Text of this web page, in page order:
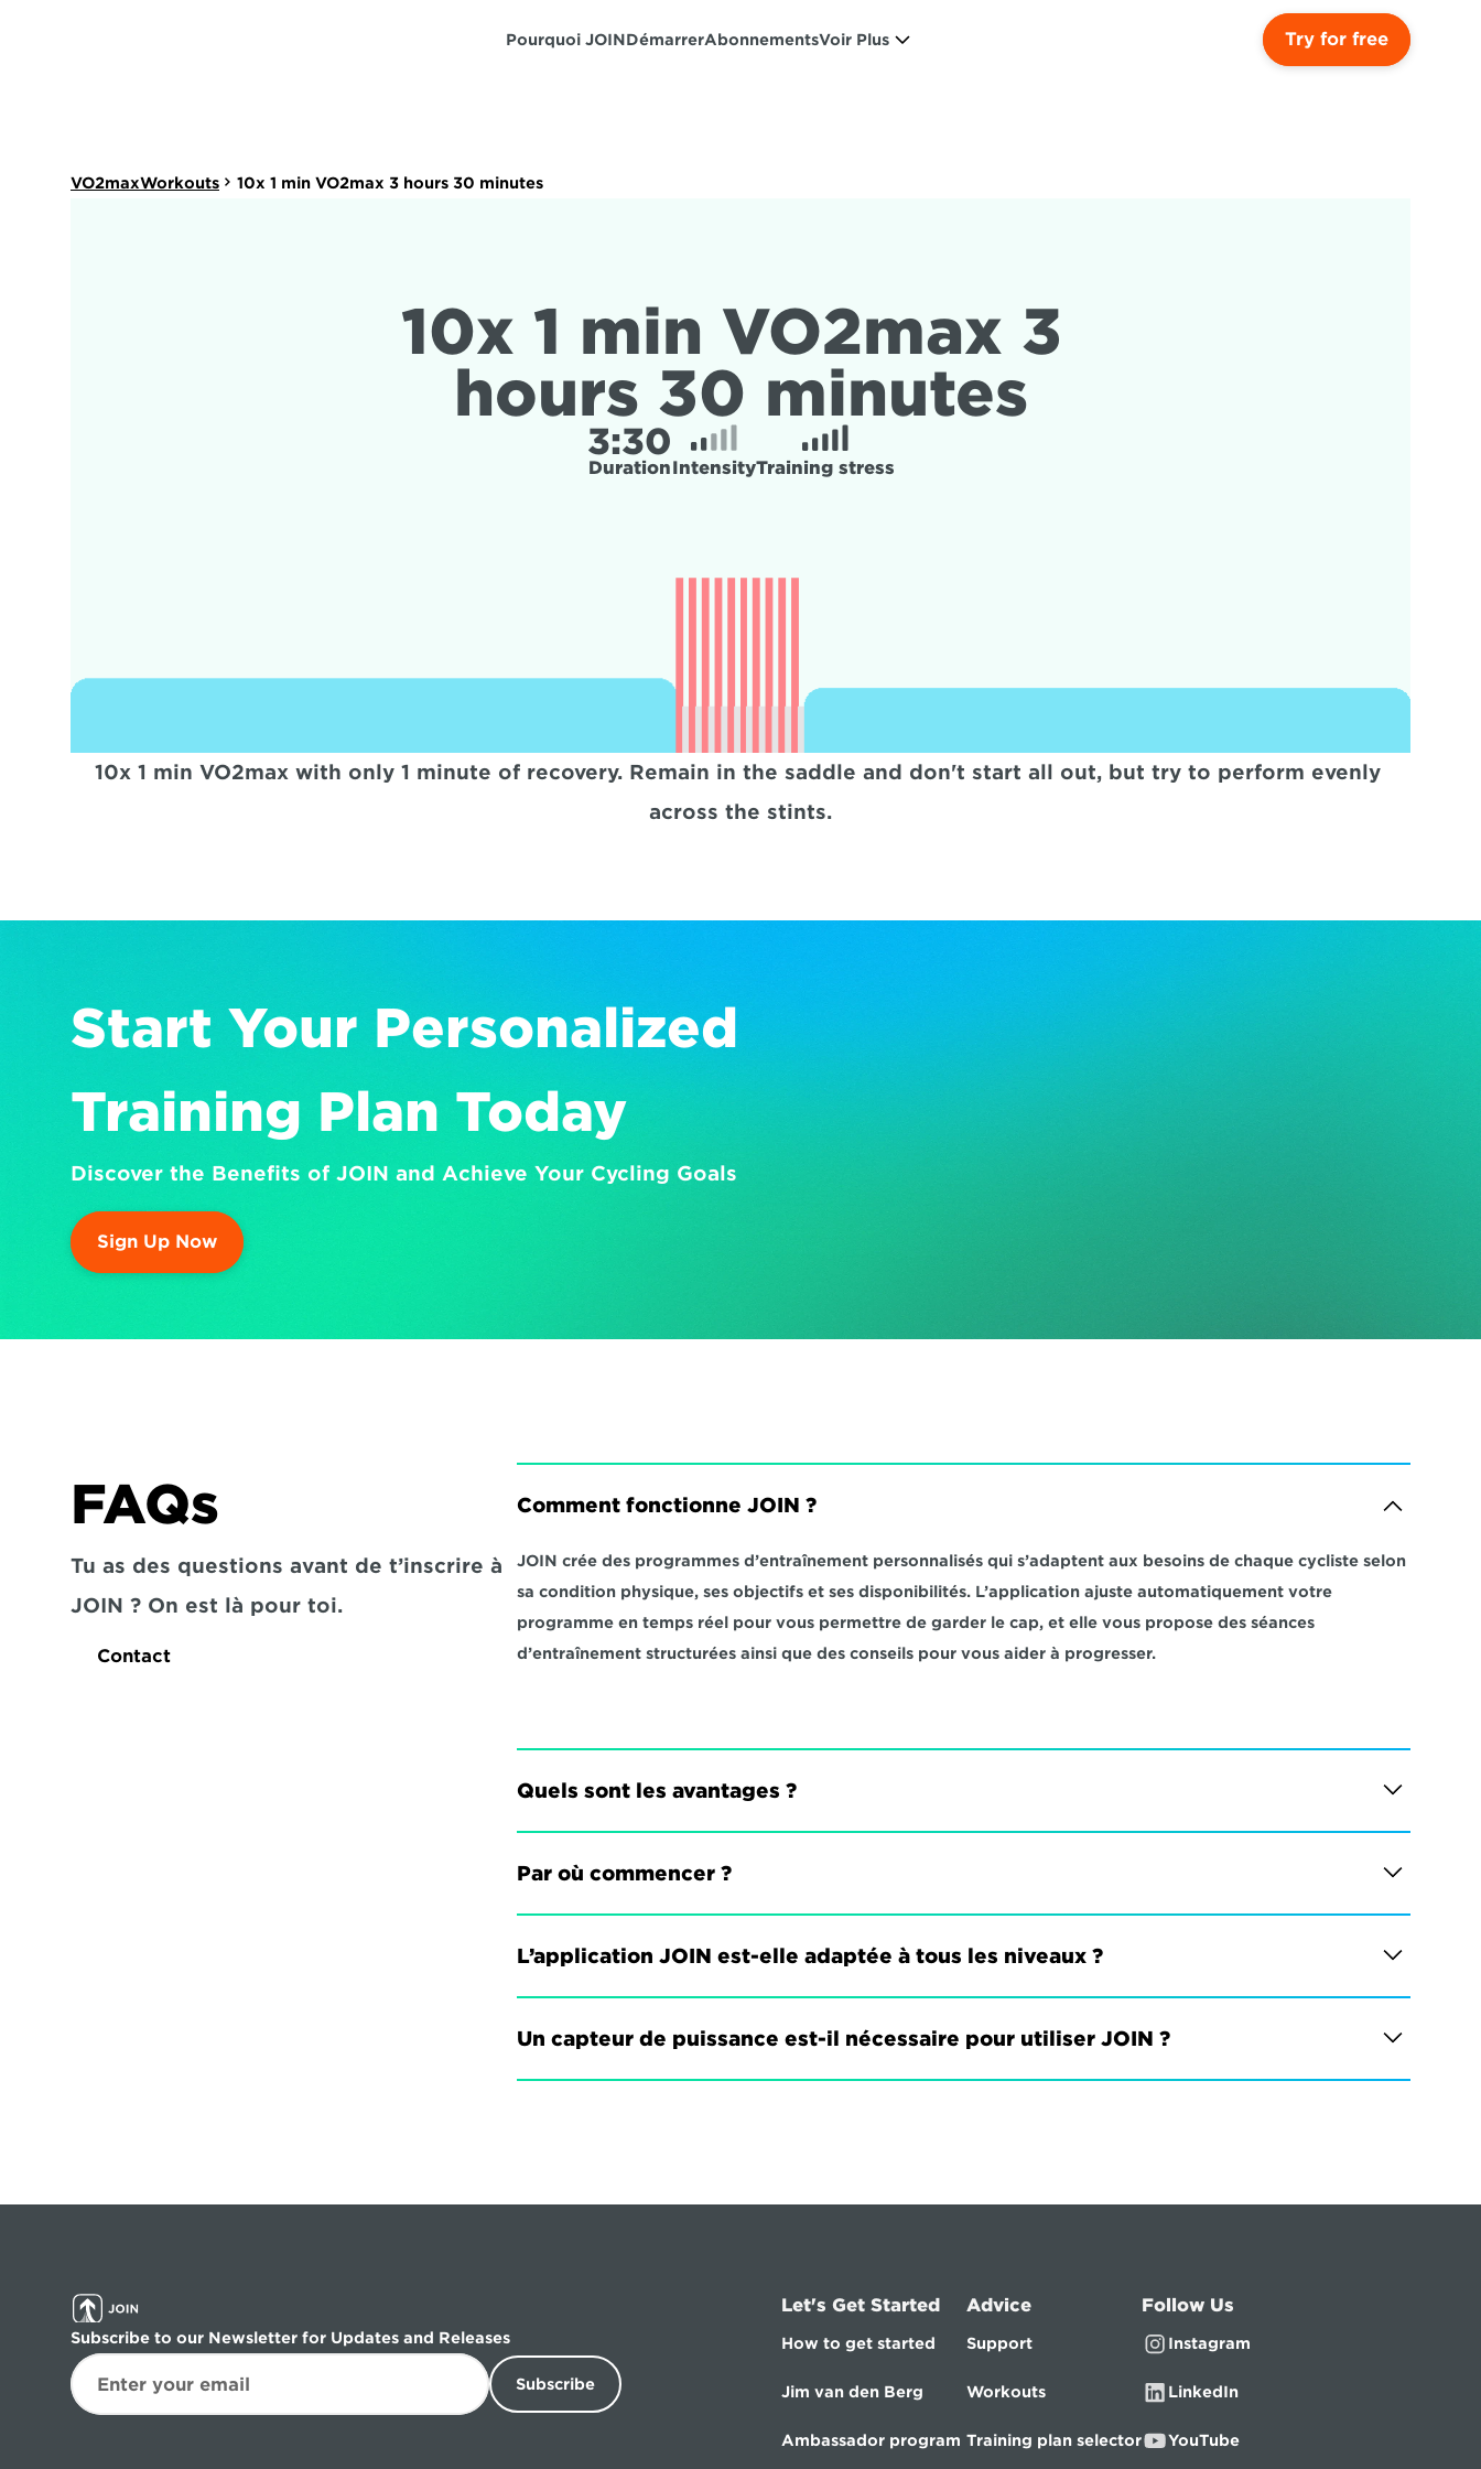
Pourquoi JOINDémarrerAbonnementsVoir Plus Try for free
VO2maxWorkouts 10x 1 min VO2max 3 hours 30 minutes
10x 1 min VO2max 3
hours 30 minutes
3:30
DurationIntensityTraining stress
10x 1 min VO2max with only 1 minute of recovery. Remain in the saddle and don't start all out, but try to perform evenly
across the stints.
Start Your Personalized
Training Plan Today
Discover the Benefits of JOIN and Achieve Your Cycling Goals
Sign Up Now
FAQs
Tu as des questions avant de t’inscrire à
JOIN ? On est là pour toi.
Contact
Comment fonctionne JOIN ?
JOIN crée des programmes d’entraînement personnalisés qui s’adaptent aux besoins de chaque cycliste selon
sa condition physique, ses objectifs et ses disponibilités. L’application ajuste automatiquement votre
programme en temps réel pour vous permettre de garder le cap, et elle vous propose des séances
d’entraînement structurées ainsi que des conseils pour vous aider à progresser.
Quels sont les avantages ?
Par où commencer ?
L’application JOIN est-elle adaptée à tous les niveaux ?
Un capteur de puissance est-il nécessaire pour utiliser JOIN ?
Subscribe to our Newsletter for Updates and Releases
Subscribe
Let's Get Started
How to get started
Jim van den Berg
Ambassador program
Advice
Support
Workouts
Training plan selector
Follow Us
Instagram
LinkedIn
YouTube